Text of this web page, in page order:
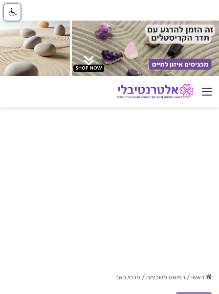
ניווט באתר
ראשי / רפואה משלימה / פרחי באך